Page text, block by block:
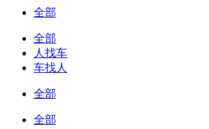
全部
全部
人找车
车找人
全部
全部